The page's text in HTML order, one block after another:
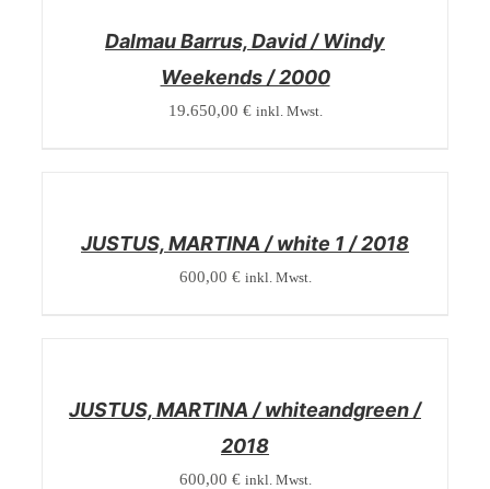
Dalmau Barrus, David / Windy
Weekends / 2000
19.650,00 € inkl. Mwst.
JUSTUS, MARTINA / white 1 / 2018
600,00 € inkl. Mwst.
JUSTUS, MARTINA / whiteandgreen /
2018
600,00 € inkl. Mwst.